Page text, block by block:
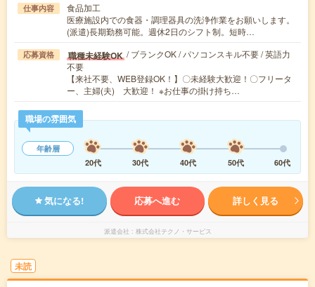
仕事内容
食品加工
医療施設内での食器・調理器具の洗浄作業をお願いします。
(派遣)長期勤務可能。週休2日のシフト制。短時…
応募資格 職種未経験OK / ブランクOK / パソコンスキル不要 / 英語力
不要
【来社不要、WEB登録OK！】〇未経験大歓迎！〇フリータ
ー、主婦(夫) 大歓迎！ ※お仕事の掛け持ち…
職場の雰囲気
年齢層
20代
30代 40代 50代 60代
気になる! 応募へ進む 詳しく見る
派遣会社 株式会社テクノ・サービス
未読